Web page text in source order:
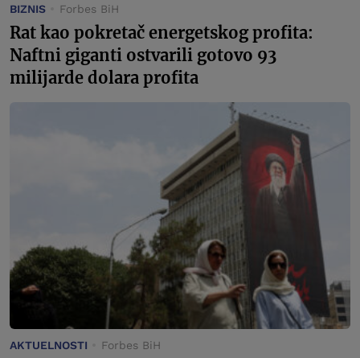
BIZNIS Forbes BiH
Rat kao pokretač energetskog profita:
Naftni giganti ostvarili gotovo 93
milijarde dolara profita
AKTUELNOSTI Forbes BiH